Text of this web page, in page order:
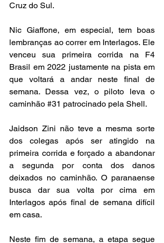
Cruz do Sul.
Nic Giaffone, em especial, tem boas
lembranças ao correr em Interlagos. Ele
venceu sua primeira corrida na F4
Brasil em 2022 justamente na pista em
que voltará a andar neste final de
semana. Dessa vez, o piloto leva o
caminhão #31 patrocinado pela Shell.
Jaidson Zini não teve a mesma sorte
dos colegas após ser atingido na
primeira corrida e forçado a abandonar
a segunda por conta dos danos
deixados no caminhão. O paranaense
busca dar sua volta por cima em
Interlagos após final de semana difícil
em casa.
Neste fim de semana, a etapa segue